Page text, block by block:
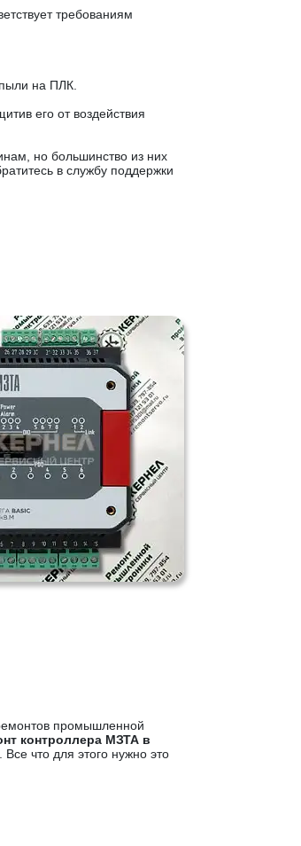
требованиям
на ПЛК.
его от воздействия
но большинство из них
в службу поддержки
промышленной
контроллера МЗТА в
что для этого нужно это